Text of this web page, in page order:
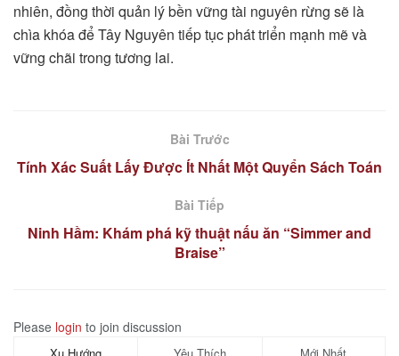
nhiên, đồng thời quản lý bền vững tài nguyên rừng sẽ là
chìa khóa để Tây Nguyên tiếp tục phát triển mạnh mẽ và
vững chãi trong tương lai.
Bài Trước
Tính Xác Suất Lấy Được Ít Nhất Một Quyển Sách Toán
Bài Tiếp
Ninh Hầm: Khám phá kỹ thuật nấu ăn “Simmer and
Braise”
Please login to join discussion
Xu Hướng Yêu Thích Mới Nhất